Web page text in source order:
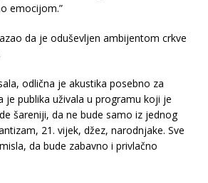
emocijom.”
da je oduševljen ambijentom crkve
odlična je akustika posebno za
je publika uživala u programu koji je
šareniji, da ne bude samo iz jednog
21. vijek, džez, narodnjake. Sve
da bude zabavno i privlačno